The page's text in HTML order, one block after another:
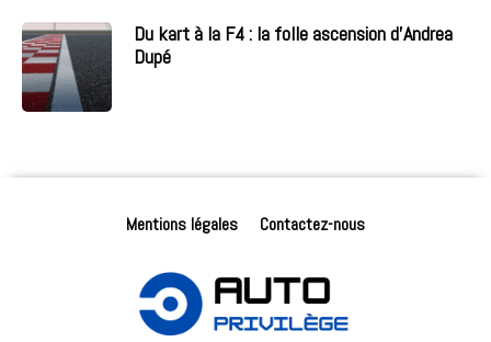
Du kart à la F4 : la folle ascension d’Andrea
Dupé
Mentions légales Contactez-nous